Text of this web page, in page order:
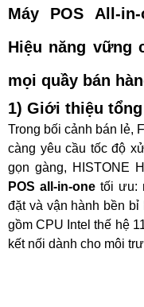
Máy POS All-
Hiệu năng vững
mọi quầy bán
1) Giới thiệu
Trong bối cảnh bán lẻ,
càng yêu cầu tốc độ
gọn gàng, HISTONE
POS all-in-one tối ưu:
đặt và vận hành bền bỉ
gồm CPU Intel thế hệ
kết nối dành cho môi